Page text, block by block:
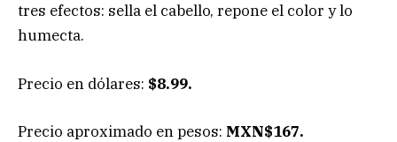
tres efectos: sella el cabello, repone el color y lo
humecta.
Precio en dólares: $8.99.
Precio aproximado en pesos: MXN$167.